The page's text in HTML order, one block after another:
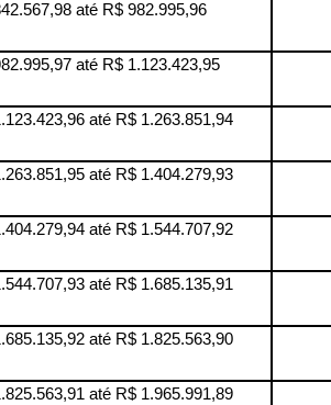
até R$ 982.995,96
até R$ 1.123.423,95
até R$ 1.263.851,94
até R$ 1.404.279,93
até R$ 1.544.707,92
até R$ 1.685.135,91
até R$ 1.825.563,90
até R$ 1.965.991,89